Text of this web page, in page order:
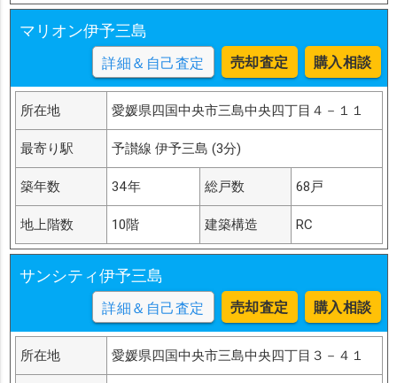
マリオン伊予三島
詳細＆自己査定 売却査定 購入相談
所在地 愛媛県四国中央市三島中央四丁目４－１１
最寄り駅 予讃線 伊予三島 (3分)
築年数 34年 総戸数 68戸
地上階数 10階 建築構造 RC
サンシティ伊予三島
詳細＆自己査定 売却査定 購入相談
所在地 愛媛県四国中央市三島中央四丁目３－４１